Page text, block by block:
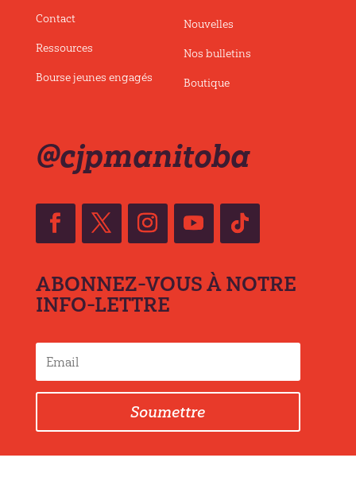
Contact
Ressources
Bourse jeunes engagés
Nouvelles
Nos bulletins
Boutique
@cjpmanitoba
ABONNEZ-VOUS À NOTRE
INFO-LETTRE
Soumettre